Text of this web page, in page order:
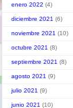
enero 2022 (4)
diciembre 2021 (6)
noviembre 2021 (10)
octubre 2021 (8)
septiembre 2021 (8)
agosto 2021 (9)
julio 2021 (9)
junio 2021 (10)